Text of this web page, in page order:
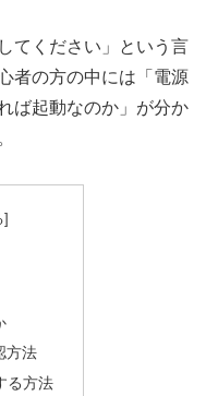
てください」という言
者の方の中には「電源
ば起動なのか」が分か
方法
る方法